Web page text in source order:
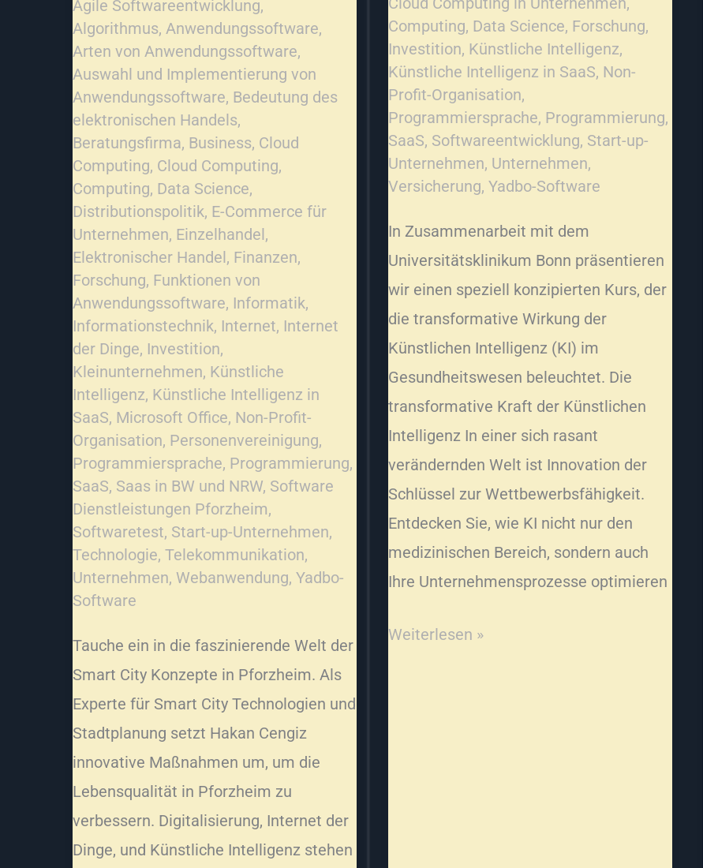
Agile Softwareentwicklung,
Algorithmus, Anwendungssoftware,
Arten von Anwendungssoftware,
Auswahl und Implementierung von
Anwendungssoftware, Bedeutung des
elektronischen Handels,
Beratungsfirma, Business, Cloud
Computing, Cloud Computing,
Computing, Data Science,
Distributionspolitik, E-Commerce für
Unternehmen, Einzelhandel,
Elektronischer Handel, Finanzen,
Forschung, Funktionen von
Anwendungssoftware, Informatik,
Informationstechnik, Internet, Internet
der Dinge, Investition,
Kleinunternehmen, Künstliche
Intelligenz, Künstliche Intelligenz in
SaaS, Microsoft Office, Non-Profit-
Organisation, Personenvereinigung,
Programmiersprache, Programmierung,
SaaS, Saas in BW und NRW, Software
Dienstleistungen Pforzheim,
Softwaretest, Start-up-Unternehmen,
Technologie, Telekommunikation,
Unternehmen, Webanwendung, Yadbo-
Software
Tauche ein in die faszinierende Welt der
Smart City Konzepte in Pforzheim. Als
Experte für Smart City Technologien und
Stadtplanung setzt Hakan Cengiz
innovative Maßnahmen um, um die
Lebensqualität in Pforzheim zu
verbessern. Digitalisierung, Internet der
Dinge, und Künstliche Intelligenz stehen
Computing, Data Science, Forschung,
Investition, Künstliche Intelligenz,
Künstliche Intelligenz in SaaS, Non-
Profit-Organisation,
Programmiersprache, Programmierung,
SaaS, Softwareentwicklung, Start-up-
Unternehmen, Unternehmen,
Versicherung, Yadbo-Software
In Zusammenarbeit mit dem
Universitätsklinikum Bonn präsentieren
wir einen speziell konzipierten Kurs, der
die transformative Wirkung der
Künstlichen Intelligenz (KI) im
Gesundheitswesen beleuchtet. Die
transformative Kraft der Künstlichen
Intelligenz In einer sich rasant
verändernden Welt ist Innovation der
Schlüssel zur Wettbewerbsfähigkeit.
Entdecken Sie, wie KI nicht nur den
medizinischen Bereich, sondern auch
Ihre Unternehmensprozesse optimieren
Weiterlesen »